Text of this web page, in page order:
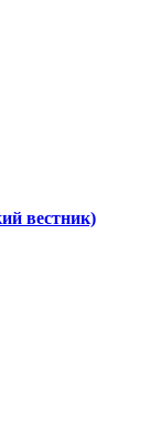
вестник)